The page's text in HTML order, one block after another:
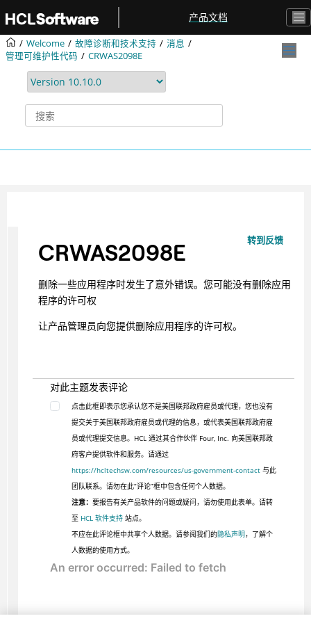
产品文档
Welcome 故障诊断和技术支持
消息
管理可维护性代码
CRWAS2098E
转到反馈
CRWAS2098E
删除一些应用程序时发生了意外错误。您可能没有删除应用
程序的许可权
让产品管理员向您提供删除应用程序的许可权。
对此主题发表评论
点击此框即表示您承认您不是美国联邦政府雇员或代理，您也没有
提交关于美国联邦政府雇员或代理的信息，或代表美国联邦政府雇
员或代理提交信息。HCL 通过其合作伙伴 Four, Inc. 向美国联邦政
府客户提供软件和服务。请通过
https://hcltechsw.com/resources/us-government-contact与此
团队联系。请勿在此“评论”框中包含任何个人数据。
注意： 要报告有关产品软件的问题或疑问，请勿使用此表单。请转
至 HCL 软件支持站点。
不应在此评论框中共享个人数据。请参阅我们的隐私声明，了解个
人数据的使用方式。